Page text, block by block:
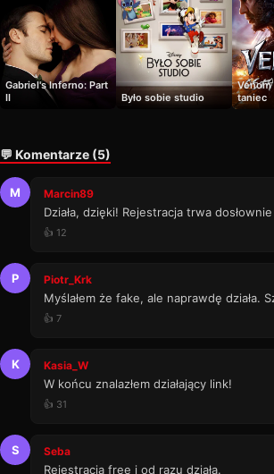
Gabriel's Inferno: Part
II
Było sobie studio
Venom
taniec
💬 Komentarze (5)
M Marcin89
Działa, dzięki! Rejestracja trwa
👍 12
P Piotr_Krk
Myślałem że fake, ale naprawdę działa.
👍 7
K Kasia_W
W końcu znalazłem działający link!
👍 31
S Seba
Rejestracja free i od razu działa.